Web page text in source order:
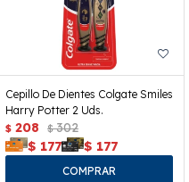
Cepillo De Dientes Colgate Smiles
Harry Potter 2 Uds.
$ 208 $ 302
$ 177 $ 177